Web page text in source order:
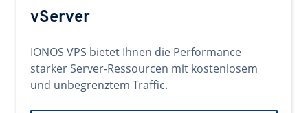
vServer
IONOS VPS bietet Ihnen die Performance
starker Server-Ressourcen mit kostenlosem
und unbegrenztem Traffic.